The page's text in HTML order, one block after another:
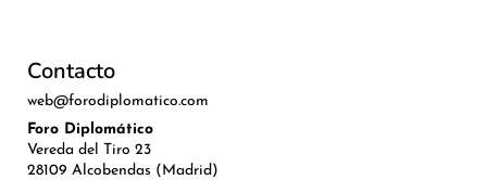
Contacto
web@forodiplomatico.com
Foro Diplomático
Vereda del Tiro 23
28109 Alcobendas (Madrid)